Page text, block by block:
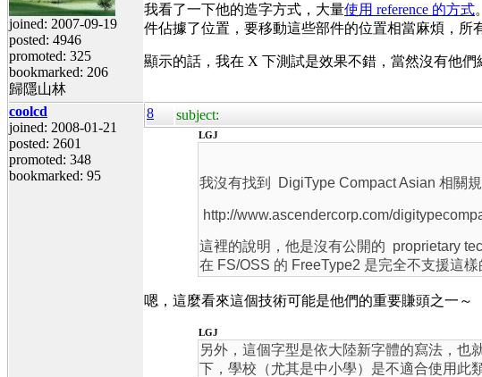
joined: 2007-09-19
posted: 4946
promoted: 325
bookmarked: 206
歸隱山林
我看了一下他的造字方式，大量使用 reference 的方式
件佔據了位置，要移動這些部件的位置相當麻煩，所
顯示的話，我在 X 下測試是效果不錯，當然沒有他們
coolcd
joined: 2008-01-21
posted: 2601
promoted: 348
bookmarked: 95
8 subject:
LGJ
我沒有找到 DigiType Compact Asian 相關
http://www.ascendercorp.com/
這裡的說明，他是沒有公開的 proprietary
在 FS/OSS 的 FreeType2 是完全不支援這樣
嗯，這麼看來這個技術可能是他們的重要賺頭之一～
LGJ
另外，這個字型是依大陸新字體的寫法，也
下，學校（尤其是中小學）是不適合使用此